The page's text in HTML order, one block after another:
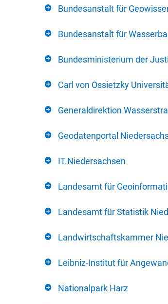
Bundesanstalt für
Bundesanstalt für
Bundesministerium der
Carl von Ossietzky
Generaldirektion
Geodatenportal
IT.Niedersachsen
Landesamt für
Landesamt für Statistik
Landwirtschaftskammer
Leibniz-Institut für
Nationalpark Harz